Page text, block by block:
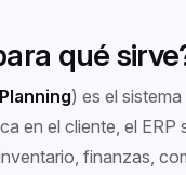
qué
) es el
en el cliente, el
finanzas,